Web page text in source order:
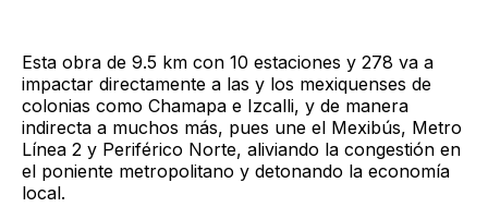
Esta obra de 9.5 km con 10 estaciones y 278 va a
impactar directamente a las y los mexiquenses de
colonias como Chamapa e Izcalli, y de manera
indirecta a muchos más, pues une el Mexibús, Metro
Línea 2 y Periférico Norte, aliviando la congestión en
el poniente metropolitano y detonando la economía
local.